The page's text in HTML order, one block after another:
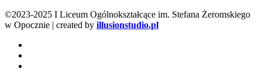
©2023-2025 I Liceum Ogólnokształcące im. Stefana Żeromskiego
w Opocznie | created by illusionstudio.pl